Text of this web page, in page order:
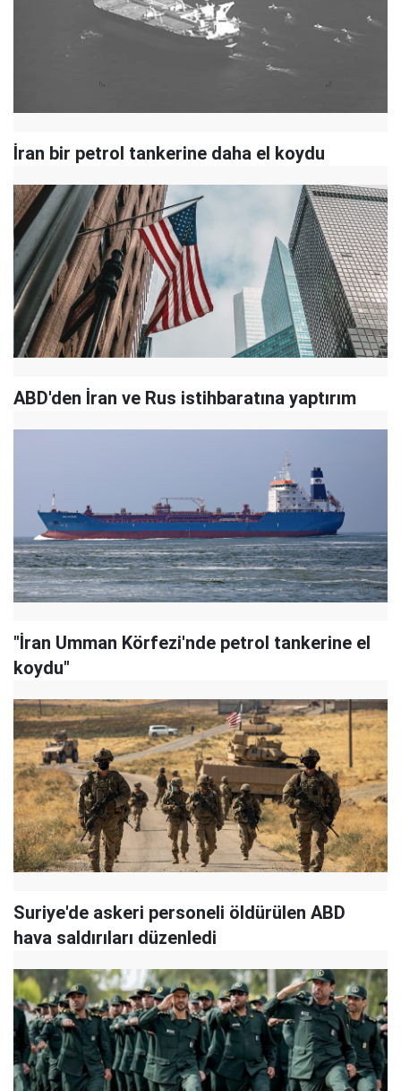
İran bir petrol tankerine daha el koydu
ABD'den İran ve Rus istihbaratına yaptırım
"İran Umman Körfezi'nde petrol tankerine el
koydu"
Suriye'de askeri personeli öldürülen ABD
hava saldırıları düzenledi